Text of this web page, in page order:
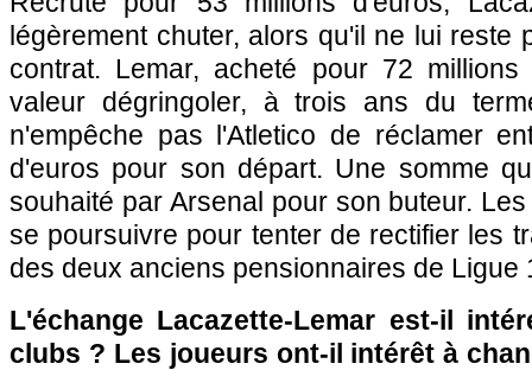
légèrement chuter, alors qu'il ne lui reste
contrat. Lemar, acheté pour 72
valeur dégringoler, à trois ans du
n'empêche pas l'Atletico de réclamer
d'euros pour son départ. Une somme
souhaité par Arsenal pour son buteur.
se poursuivre pour tenter de rectifier les
des deux anciens pensionnaires de Ligue
L'échange Lacazette-Lemar est-il
clubs ? Les joueurs ont-il intérêt à